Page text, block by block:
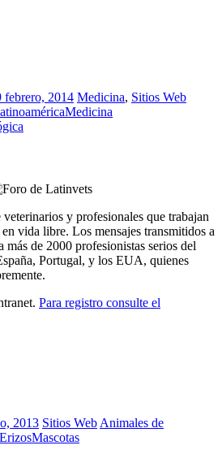
febrero, 2014 Medicina, Sitios Web
Medicina
veterinarios y profesionales que trabajan
vida libre. Los mensajes transmitidos a
más de 2000 profesionistas serios del
Portugal, y los EUA, quienes
Para registro consulte el
2013 Sitios Web Animales de
ErizosMascotas